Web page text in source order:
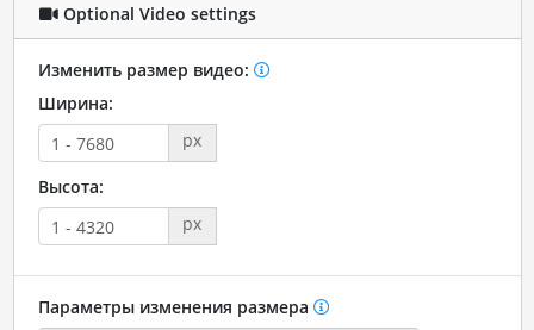
Optional Video settings
Изменить размер видео:
Ширина:
px
Высота:
px
Параметры изменения размера